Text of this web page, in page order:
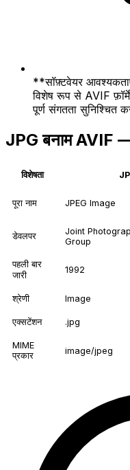
**सॉफ़्टवेयर
विशेष रूप से AVIF
पूर्ण संगतता सुनिश्चित
JPG बनाम AVIF
विशेषता
पूरा नाम JPEG Image
डेवलपर
Joint
Group
पहली बार
जारी
1992
श्रेणी Image
एक्सटेंशन .jpg
MIME
प्रकार
image/jpeg